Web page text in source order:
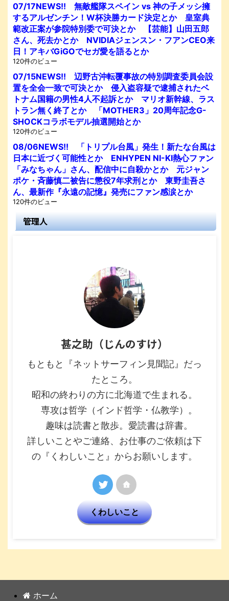
07/17NEWS!! 無敵艦隊スペイン vs 神の子メッシ擁
するアルゼンチン！W杯決勝カード決定とか 皇室典
範改正案が参院特別委で可決とか 【芸能】山田五郎
さん、死去かとか NVIDIAジェンスン・フアンCEO来
日！アキバGiGOでセガ愛を語るとか
120件のビュー
07/15NEWS!! 辺野古沖転覆事故の特別調査委員会設
置を全会一致で可決とか 侵入盗容疑で逮捕されたベ
トナム国籍の男性4人不起訴とか マリオ新幹線、ラス
トラン無く終了とか 「MOTHER3」20周年記念G-
SHOCKコラボモデル抽選開始とか
120件のビュー
08/06NEWS!! 「トリプル台風」発生！新たな台風は
日本に近づく可能性とか ENHYPEN NI-KI熱心ファン
「みなちゃん」さん、配信中に自殺かとか 元ジャン
ポケ・斉藤慎二被告に懲役7年求刑とか 東野圭吾さ
ん、最新作『永遠の記憶』発売にファン感涙とか
120件のビュー
管理人
甚之助（じんのすけ）
もともと『ネットサーフィン見聞記』だっ
たところ。
昭和の終わりの方に北海道で生まれる。
専攻は哲学（インド哲学・仏教学）。
趣味は読書と散歩。愛読書は辞書。
詳しいことやご連絡、お仕事のご依頼は下
の『くわしいこと』からお願いします。
くわしいこと
ホーム